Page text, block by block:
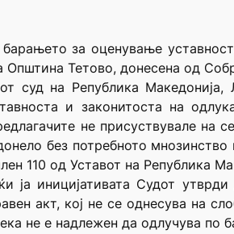
за оценување
Општина Тетово, донесена од
суд на Република
и законитоста на
не присуствувале на
без потребното
110 од Уставот на Република
ја иницијативата Судот
акт, кој не се однесува на
не е надлежен да одлучува по